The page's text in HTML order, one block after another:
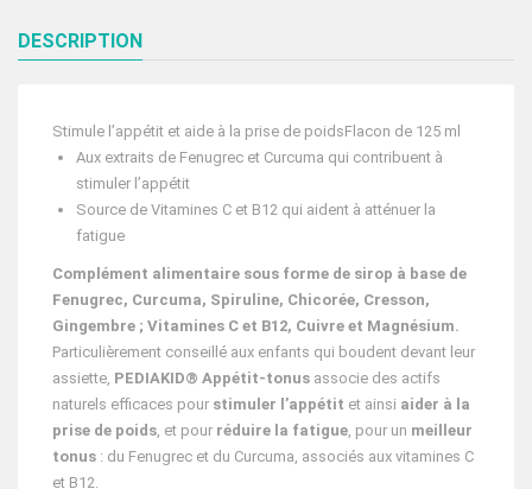
DESCRIPTION
Stimule l’appétit et aide à la prise de poidsFlacon de 125 ml
Aux extraits de Fenugrec et Curcuma qui contribuent à
stimuler l’appétit
Source de Vitamines C et B12 qui aident à atténuer la
fatigue
Complément alimentaire sous forme de sirop à base de
Fenugrec, Curcuma, Spiruline, Chicorée, Cresson,
Gingembre ; Vitamines C et B12, Cuivre et Magnésium.
Particulièrement conseillé aux enfants qui boudent devant leur
assiette, PEDIAKID® Appétit-tonus associe des actifs
naturels efficaces pour stimuler l’appétit et ainsi aider à la
prise de poids, et pour réduire la fatigue, pour un meilleur
tonus : du Fenugrec et du Curcuma, associés aux vitamines C
et B12.